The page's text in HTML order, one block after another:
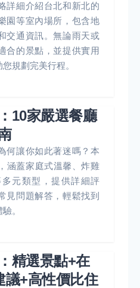
詳細介紹台北和新北的
園等室內場所，包含地
交通資訊。無論雨天或
合的景點，並提供實用
規劃完美行程。
10家嚴選餐廳
何讓你如此著迷嗎？本
涵蓋家庭式溫馨、炸雞
元類型，提供詳細評
見問題解答，輕鬆找到
。
精選景點+在
議+高性價比住